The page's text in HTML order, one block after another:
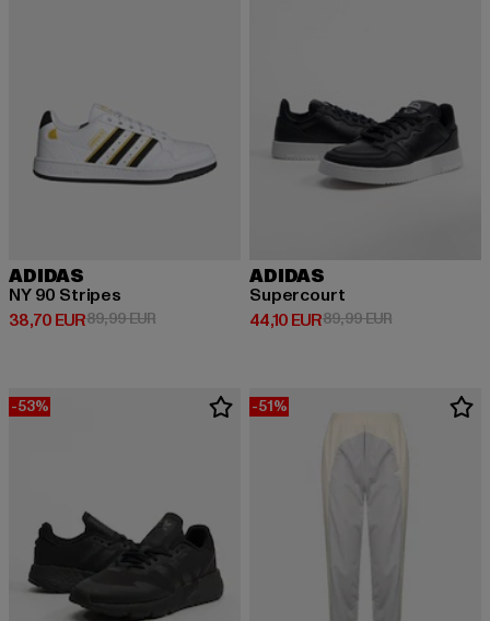
ADIDAS
NY 90 Stripes
38,70 EUR
Derzeitiger Preis: 38,70 EUR
89,99 EURAktionspreis: 89,99 EUR
ADIDAS
Supercourt
44,10 EUR
Derzeitiger Preis: 44,10 EUR
89,99 EURAktionspreis:
-53% -51%